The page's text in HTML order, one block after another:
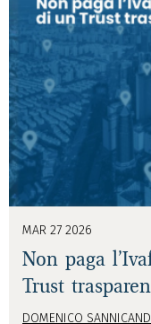
MAR 27 2026
Non paga
Trust
DOMENICO